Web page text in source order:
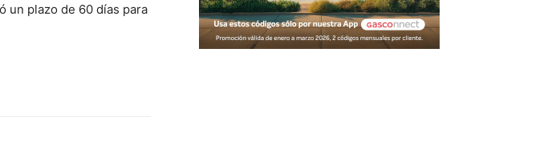
un plazo de 60 días para